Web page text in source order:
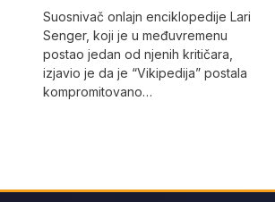
Suosnivač onlajn enciklopedije Lari
Senger, koji je u međuvremenu
postao jedan od njenih kritičara,
izjavio je da je “Vikipedija” postala
kompromitovano…